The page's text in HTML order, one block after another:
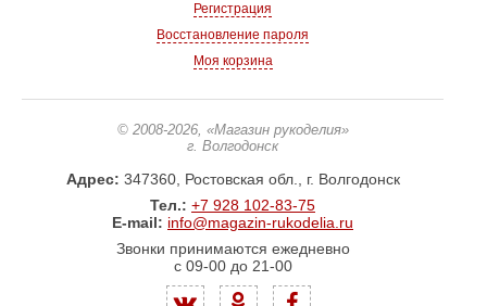
Регистрация
Восстановление пароля
Моя корзина
© 2008-2026, «Магазин рукоделия»
г. Волгодонск
Адрес: 347360, Ростовская обл., г. Волгодонск
Тел.: +7 928 102-83-75
E-mail: info@magazin-rukodelia.ru
Звонки принимаются ежедневно
с 09-00 до 21-00